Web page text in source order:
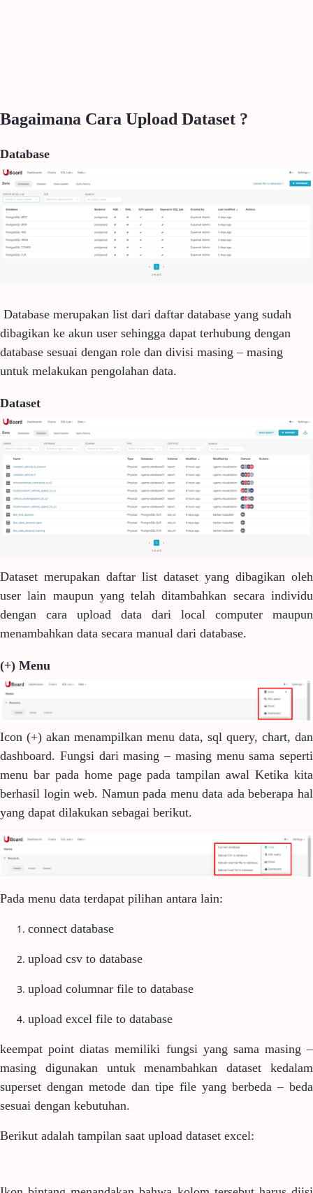
Bagaimana Cara Upload Dataset ?
Database
Database merupakan list dari daftar database yang sudah
dibagikan ke akun user sehingga dapat terhubung dengan
database sesuai dengan role dan divisi masing – masing
untuk melakukan pengolahan data.
Dataset
Dataset merupakan daftar list dataset yang dibagikan oleh
user lain maupun yang telah ditambahkan secara individu
dengan cara upload data dari local computer maupun
menambahkan data secara manual dari database.
(+) Menu
Icon (+) akan menampilkan menu data, sql query, chart, dan
dashboard. Fungsi dari masing – masing menu sama seperti
menu bar pada home page pada tampilan awal Ketika kita
berhasil login web. Namun pada menu data ada beberapa hal
yang dapat dilakukan sebagai berikut.
Pada menu data terdapat pilihan antara lain:
connect database
upload csv to database
upload columnar file to database
upload excel file to database
keempat point diatas memiliki fungsi yang sama masing –
masing digunakan untuk menambahkan dataset kedalam
superset dengan metode dan tipe file yang berbeda – beda
sesuai dengan kebutuhan.
Berikut adalah tampilan saat upload dataset excel: